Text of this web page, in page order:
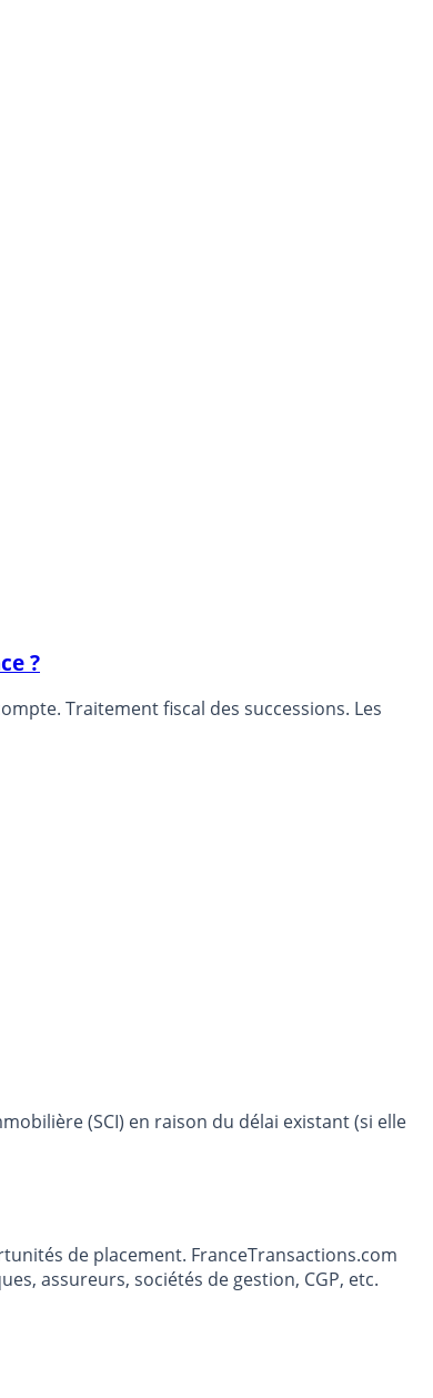
?
Traitement fiscal des successions. Les
(SCI) en raison du délai existant (si elle
de placement. FranceTransactions.com
assureurs, sociétés de gestion, CGP, etc.